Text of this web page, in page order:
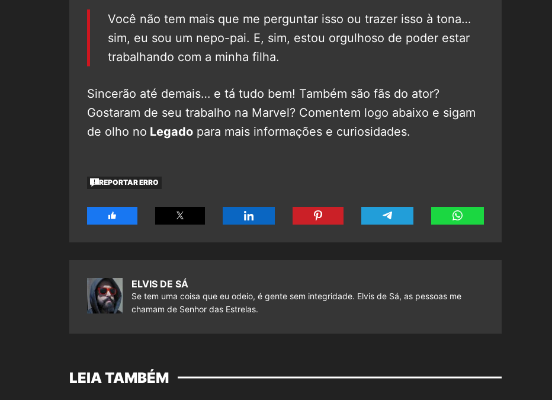
Você não tem mais que me perguntar isso ou trazer isso à tona…
sim, eu sou um nepo-pai. E, sim, estou orgulhoso de poder estar
trabalhando com a minha filha.
Sincerão até demais… e tá tudo bem! Também são fãs do ator?
Gostaram de seu trabalho na Marvel? Comentem logo abaixo e sigam
de olho no Legado para mais informações e curiosidades.
REPORTAR ERRO
ELVIS DE SÁ
Se tem uma coisa que eu odeio, é gente sem integridade. Elvis de Sá, as pessoas me
chamam de Senhor das Estrelas.
LEIA TAMBÉM